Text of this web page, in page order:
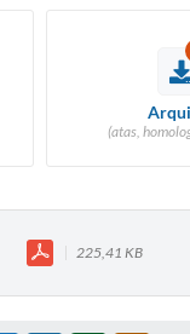
(atas,
225,41 KB